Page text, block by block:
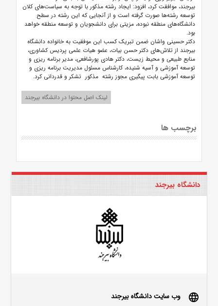
بیرجند، موافقت کرد، افزود: ‏ایجاد رشته مذکور با توجه به سیاست‌های کلان
توسعه رشته‌ها صورت گرفته است و از آنجایی که این رشته در سطح
دانشگاه‌های منطقه نبوده، مزیتی برای دانشجویان و توسعه منطقه خواهد
بود.
دکتر حسینی واشان ضمن تبریک کسب این موفقیت به خانواده دانشگاه
بیرجند از تلاش‌های دکتر حسن بیات، عضو هیات علمی پردیس کشاوری،
منابع طبیعی و محیط زیست، دکتر هادی پورشافعی، مدیر برنامه ریزی و
توسعه آموزشی و آسیه شنیده، کارشناس مسئول مدیریت برنامه ریزی و
توسعه آموزشی بابت پیگیری مجوز رشته مذکور تشکر و قدردانی کرد.
لینک اصل محتوا در دانشگاه بیرجند
برچسب ها
دانشگاه بیرجند
language وب سایت دانشگاه بیرجند